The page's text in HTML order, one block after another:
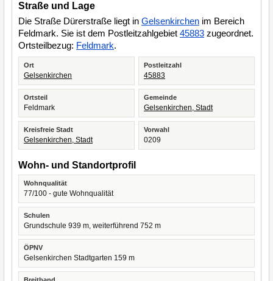
Straße und Lage
Die Straße Dürerstraße liegt in Gelsenkirchen im Bereich
Feldmark. Sie ist dem Postleitzahlgebiet 45883 zugeordnet.
Ortsteilbezug: Feldmark.
Ort
Gelsenkirchen
Postleitzahl
45883
Ortsteil
Feldmark
Gemeinde
Gelsenkirchen, Stadt
Kreisfreie Stadt
Gelsenkirchen, Stadt
Vorwahl
0209
Wohn- und Standortprofil
Wohnqualität
77/100 - gute Wohnqualität
Schulen
Grundschule 939 m, weiterführend 752 m
ÖPNV
Gelsenkirchen Stadtgarten 159 m